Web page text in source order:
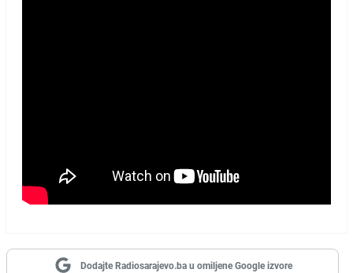
Dodajte Radiosarajevo.ba u omiljene Google izvore